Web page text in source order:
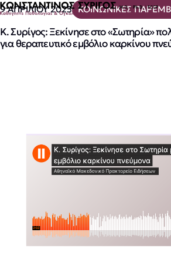
9 ΑΠΡΙΛΙΟΥ 2025 ΚΟΙΝΩΝΙΚΕΣ
Κ. Συρίγος: Ξεκίνησε στο «Σωτηρία»
για θεραπευτικό εμβόλιο καρκίνου